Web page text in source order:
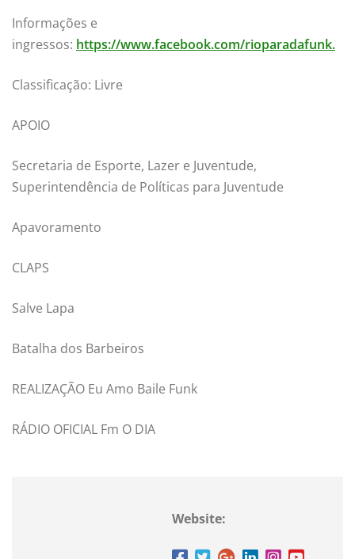
Informações e
ingressos: https://www.facebook.com/rioparadafunk.
Classificação: Livre
APOIO
Secretaria de Esporte, Lazer e Juventude,
Superintendência de Políticas para Juventude
Apavoramento
CLAPS
Salve Lapa
Batalha dos Barbeiros
REALIZAÇÃO Eu Amo Baile Funk
RÁDIO OFICIAL Fm O DIA
Website: